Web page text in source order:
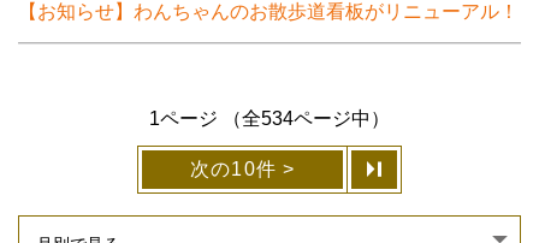
【お知らせ】わんちゃんのお散歩道看板がリニューアル！
1ページ （全534ページ中）
次の10件